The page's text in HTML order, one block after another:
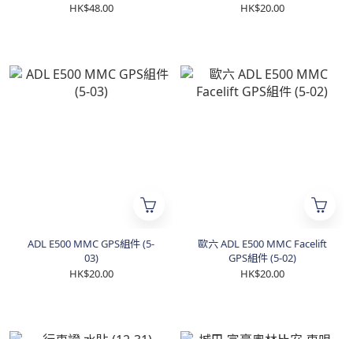
HK$48.00
HK$20.00
ADL E500 MMC GPS組件 (5-
03)
HK$20.00
歐六 ADL E500 MMC Facelift
GPS組件 (5-02)
HK$20.00